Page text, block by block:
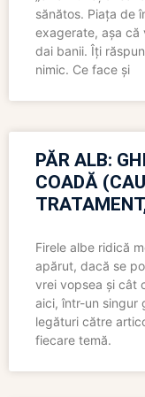
sănătos. Piața de
exagerate, așa că
dai banii. Îți
nimic. Ce face și
PĂR ALB:
COADĂ
Firele albe ridică
apărut, dacă se
vrei vopsea și cât
aici, într-un singur
legături către
fiecare temă.